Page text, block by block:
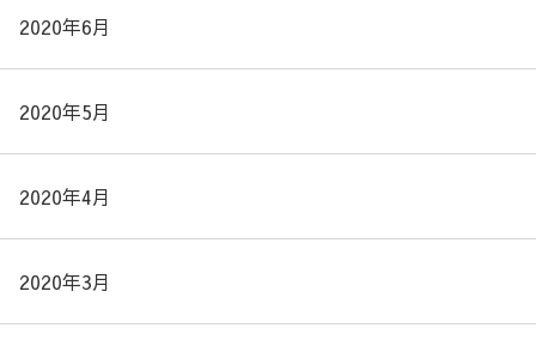
2020年6月
2020年5月
2020年4月
2020年3月